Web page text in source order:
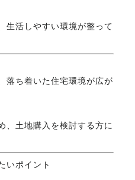
生活しやすい環境が整って
落ち着いた住宅環境が広が
、土地購入を検討する方に
いポイント